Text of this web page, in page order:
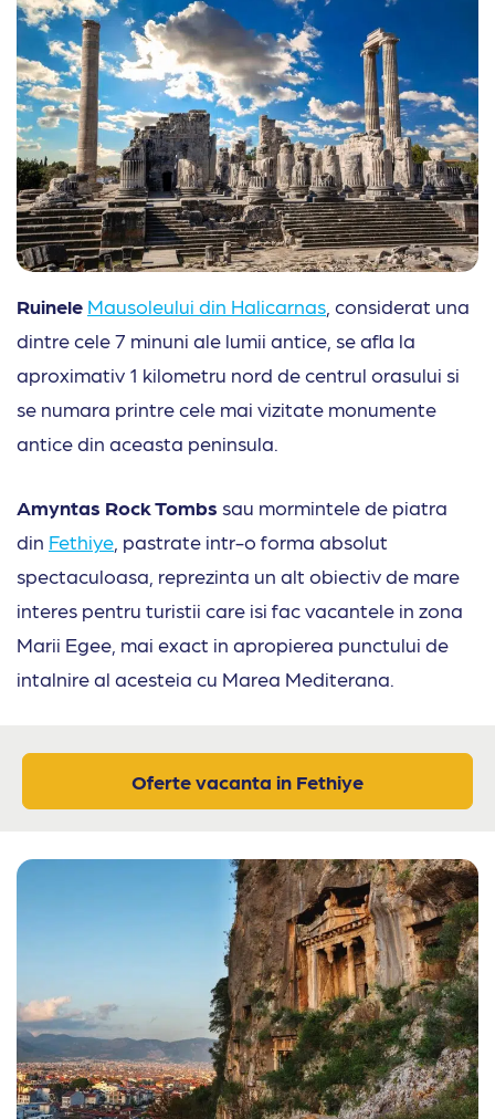
Ruinele Mausoleului din Halicarnas , considerat una
dintre cele 7 minuni ale lumii antice, se afla la
aproximativ 1 kilometru nord de centrul orasului si
se numara printre cele mai vizitate monumente
antice din aceasta peninsula.
Amyntas Rock Tombs sau mormintele de piatra
din Fethiye , pastrate intr-o forma absolut
spectaculoasa, reprezinta un alt obiectiv de mare
interes pentru turistii care isi fac vacantele in zona
Marii Egee, mai exact in apropierea punctului de
intalnire al acesteia cu Marea Mediterana.
Oferte vacanta in Fethiye